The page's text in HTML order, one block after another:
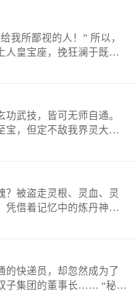
鄙视的人！” 所以，
人皇宝座，挽狂澜于既
段无上的传说！ 微信
weibo.com/u/25284575
迎大家关注。
武技，皆可无师自通。
宝，但定不敌我界灵大
会）
？被盗走灵根、灵血、灵
借着记忆中的炼丹神
诀，拨开重重迷雾，解
传闻：龙
出，鬼泣神哭。 本
，那就是真事儿，想要对
微信公众号：
的快递员，却忽然成为了
集团的董事长…… “秘
的吃喝住行标准！” “好